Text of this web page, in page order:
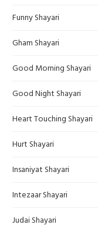
Funny Shayari
Gham Shayari
Good Morning Shayari
Good Night Shayari
Heart Touching Shayari
Hurt Shayari
Insaniyat Shayari
Intezaar Shayari
Judai Shayari